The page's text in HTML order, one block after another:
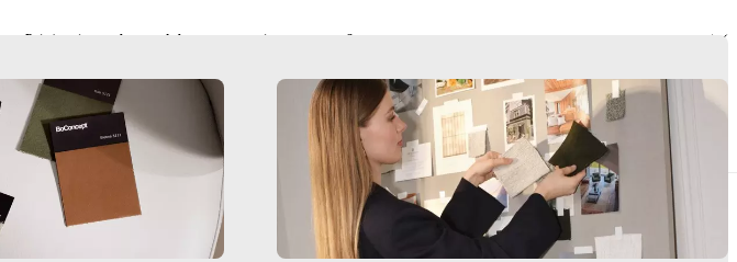
Puis-je voir ces tabourets de bar contemporains en personne ?
Trouver un magasin
Besoin d’aide pour concevoir votre cuisine ou espace bar ?